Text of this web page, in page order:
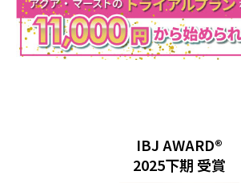
IBJ AWARD®
2025下期 受賞